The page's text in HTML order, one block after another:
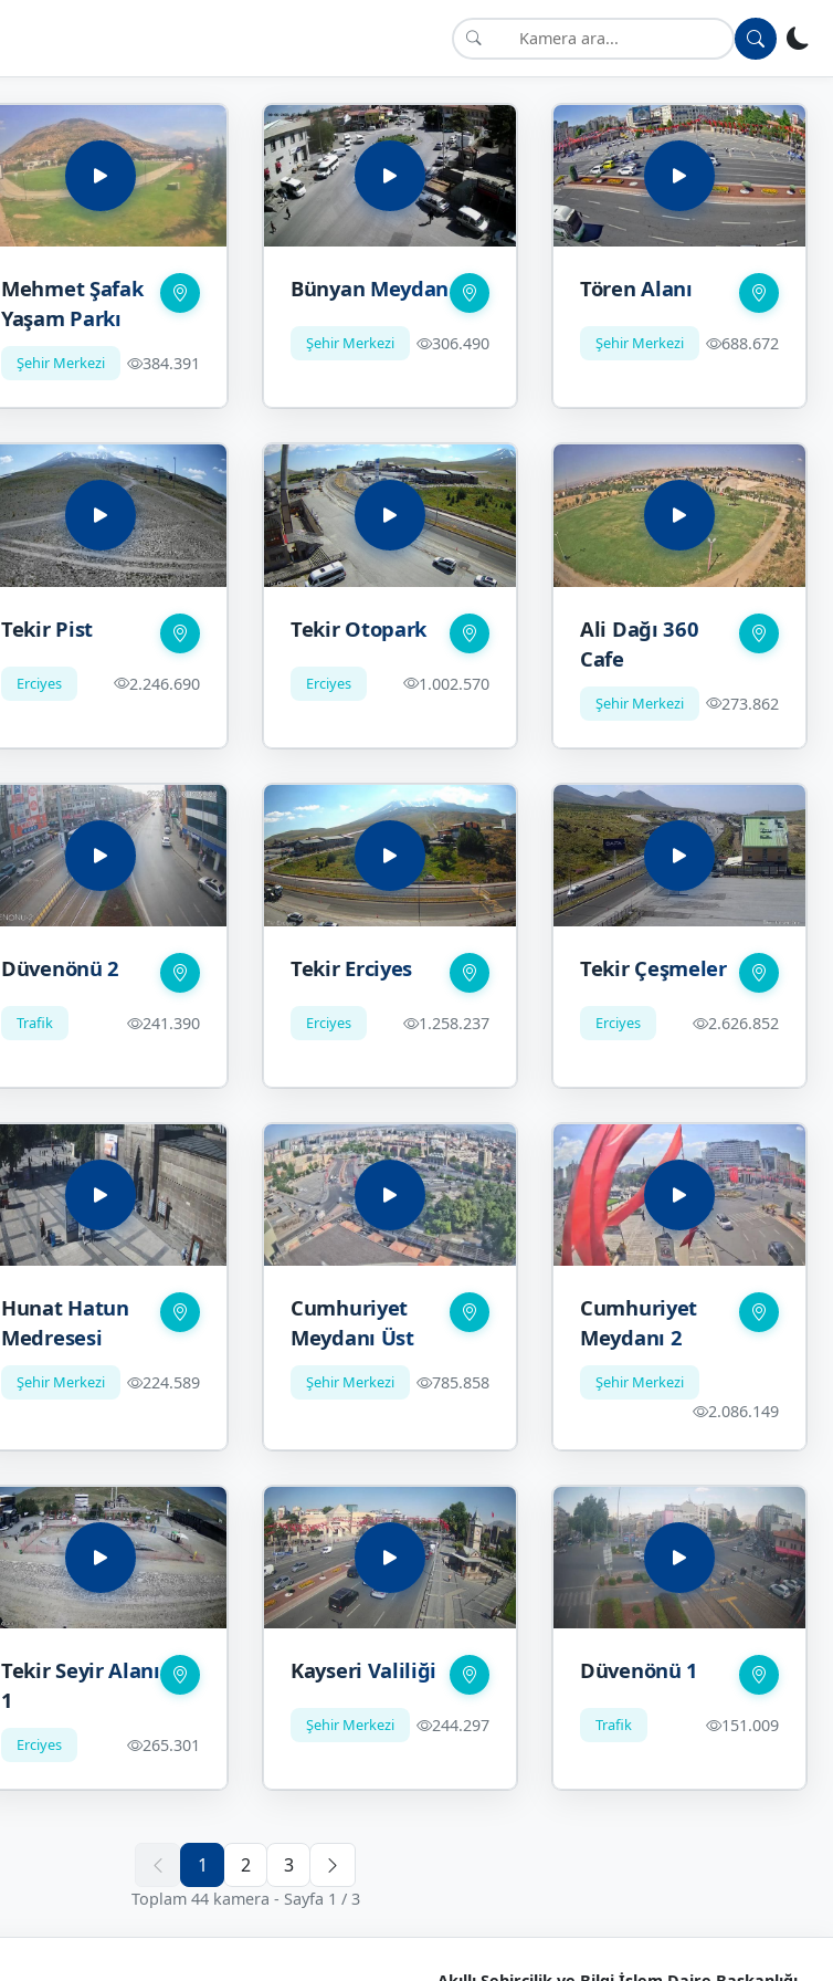
Mehmet Şafak
Yaşam Parkı
Şehir Merkezi 384.391
Bünyan Meydan
Şehir Merkezi 306.490
Tören Alanı
Şehir Merkezi 688.672
Tekir Pist
Erciyes 2.246.690
Tekir Otopark
Erciyes 1.002.570
Ali Dağı 360
Cafe
Şehir Merkezi 273.862
Düvenönü 2
Trafik 241.390
Tekir Erciyes
Erciyes 1.258.237
Tekir Çeşmeler
Erciyes 2.626.852
Hunat Hatun
Medresesi
Şehir Merkezi 224.589
Cumhuriyet
Meydanı Üst
Şehir Merkezi 785.858
Cumhuriyet
Meydanı 2
Şehir Merkezi
2.086.149
Tekir Seyir Alanı
1
Erciyes 265.301
Kayseri Valiliği
Şehir Merkezi 244.297
Düvenönü 1
Trafik 151.009
1 2 3
Toplam 44 kamera - Sayfa 1 / 3